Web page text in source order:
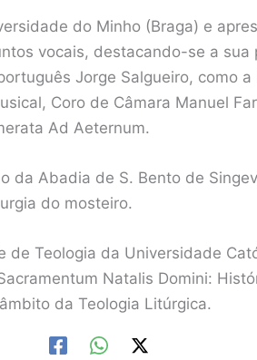
do Minho (Braga) e
vocais, destacando-se a sua
Jorge Salgueiro, como
Coro de Câmara Manuel
Ad Aeternum.
da Abadia de S. Bento de
do mosteiro.
de Teologia da Universidade
Natalis Domini:
da Teologia Litúrgica.